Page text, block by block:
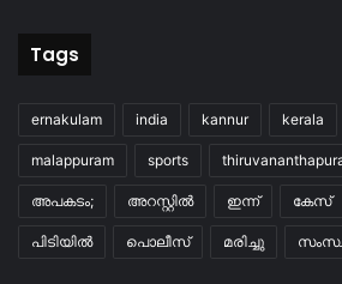
Tags
ernakulam india kannur kerala
malappuram sports
അപകടം; അറസ്റ്റിൽ ഇന്ന് കേസ്
പിടിയിൽ പൊലീസ് മരിച്ചു